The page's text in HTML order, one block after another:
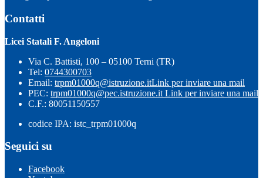
Contatti
Licei Statali F. Angeloni
Via C. Battisti, 100 – 05100 Terni (TR)
Tel: 0744300703
Email: trpm01000q@istruzione.itLink per inviare una mail
PEC: trpm01000q@pec.istruzione.it Link per inviare una mail
C.F.: 80051150557
codice IPA: istc_trpm01000q
Seguici su
Facebook